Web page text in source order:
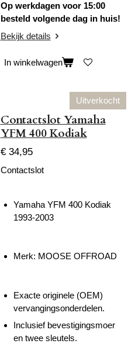
Op werkdagen voor 15:00
besteld volgende dag in huis!
Bekijk details
In winkelwagen
Uitverkocht
Contactslot Yamaha
YFM 400 Kodiak
€ 34,95
Contactslot
Yamaha YFM 400 Kodiak
1993-2003
Merk: MOOSE OFFROAD
Exacte originele (OEM)
vervangingsonderdelen.
Inclusief bevestigingsmoer
en twee sleutels.